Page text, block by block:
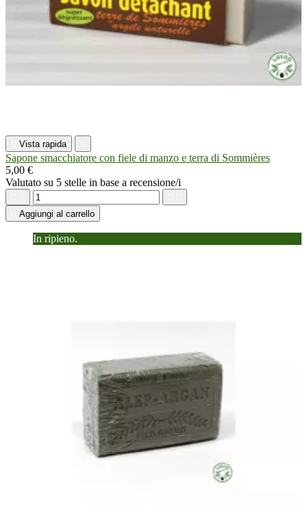
Vista rapida
Sapone smacchiatore con fiele di manzo e terra di Sommières
5,00 €
Valutato su 5 stelle in base a recensione/i
Aggiungi al carrello
In ripieno.